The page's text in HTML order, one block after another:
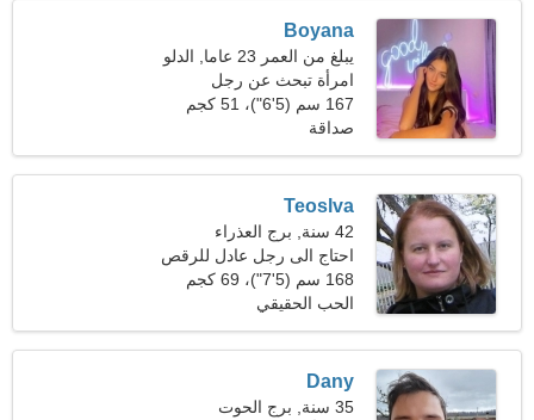
Boyana
يبلغ من العمر 23 عاما, الدلو
امرأة تبحث عن رجل
167 سم (5'6")، 51 كجم
(112 رطلا)
صداقة
Teoslva
42 سنة, برج العذراء
احتاج الى رجل عادل للرقص
معا
168 سم (5'7")، 69 كجم
(152 رطلا)
الحب الحقيقي
Dany
35 سنة, برج الحوت